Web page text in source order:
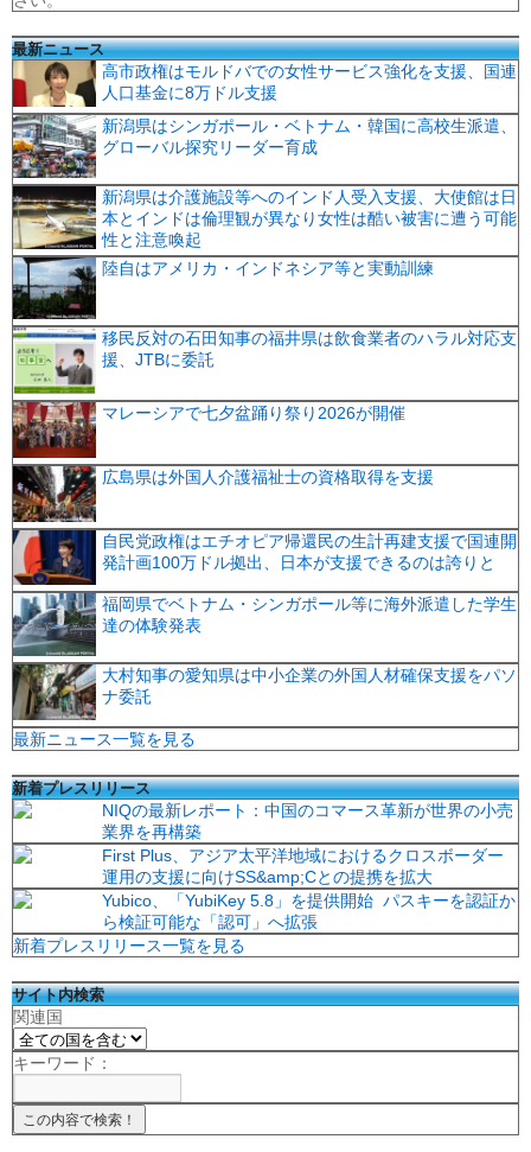
最新ニュース
高市政権はモルドバでの女性サービス強化を支援、国連
人口基金に8万ドル支援
新潟県はシンガポール・ベトナム・韓国に高校生派遣、
グローバル探究リーダー育成
新潟県は介護施設等へのインド人受入支援、大使館は日
本とインドは倫理観が異なり女性は酷い被害に遭う可能
性と注意喚起
陸自はアメリカ・インドネシア等と実動訓練
移民反対の石田知事の福井県は飲食業者のハラル対応支
援、JTBに委託
マレーシアで七夕盆踊り祭り2026が開催
広島県は外国人介護福祉士の資格取得を支援
自民党政権はエチオピア帰還民の生計再建支援で国連開
発計画100万ドル拠出、日本が支援できるのは誇りと
福岡県でベトナム・シンガポール等に海外派遣した学生
達の体験発表
大村知事の愛知県は中小企業の外国人材確保支援をパソ
ナ委託
最新ニュース一覧を見る
新着プレスリリース
NIQの最新レポート：中国のコマース革新が世界の小売
業界を再構築
First Plus、アジア太平洋地域におけるクロスボーダー
運用の支援に向けSS&amp;Cとの提携を拡大
Yubico、「YubiKey 5.8」を提供開始 パスキーを認証か
ら検証可能な「認可」へ拡張
新着プレスリリース一覧を見る
サイト内検索
関連国
キーワード：